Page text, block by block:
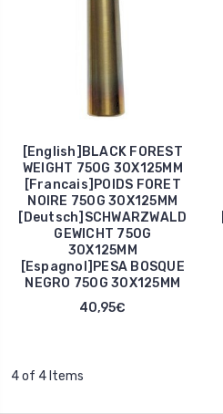
[English]BLACK FOREST
WEIGHT 750G 30X125MM
[Francais]POIDS FORET
NOIRE 750G 30X125MM
[Deutsch]SCHWARZWALD
GEWICHT 750G
30X125MM
[Espagnol]PESA BOSQUE
NEGRO 750G 30X125MM
40,95€
4 of 4 Items